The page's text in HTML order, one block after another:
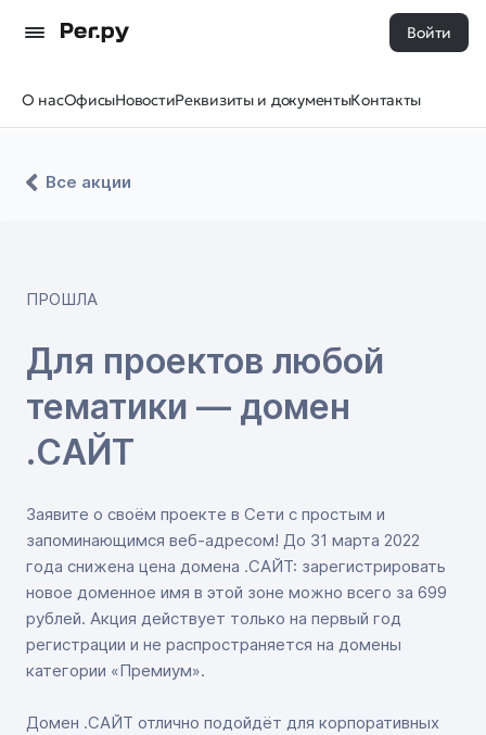
Войти
О насОфисыНовостиРеквизиты и документыКонтакты
Все акции
ПРОШЛА
Для проектов любой
тематики — домен
.САЙТ
Заявите о своём проекте в Сети с простым и
запоминающимся веб-адресом! До 31 марта 2022
года снижена цена домена .САЙТ: зарегистрировать
новое доменное имя в этой зоне можно всего за 699
рублей. Акция действует только на первый год
регистрации и не распространяется на домены
категории «Премиум».
Домен .САЙТ отлично подойдёт для корпоративных